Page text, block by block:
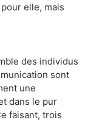
elle, mais
des individus
sont
une
dans le pur
faisant, trois